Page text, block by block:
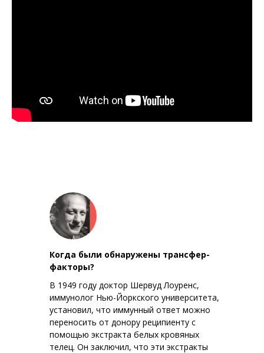
Когда были обнаружены трансфер-
факторы?
В 1949 году доктор Шервуд Лоуренс,
иммунолог Нью-Йоркского университета,
установил, что иммунный ответ можно
переносить от донору реципиенту с
помощью экстракта белых кровяных
телец. Он заключил, что эти экстракты